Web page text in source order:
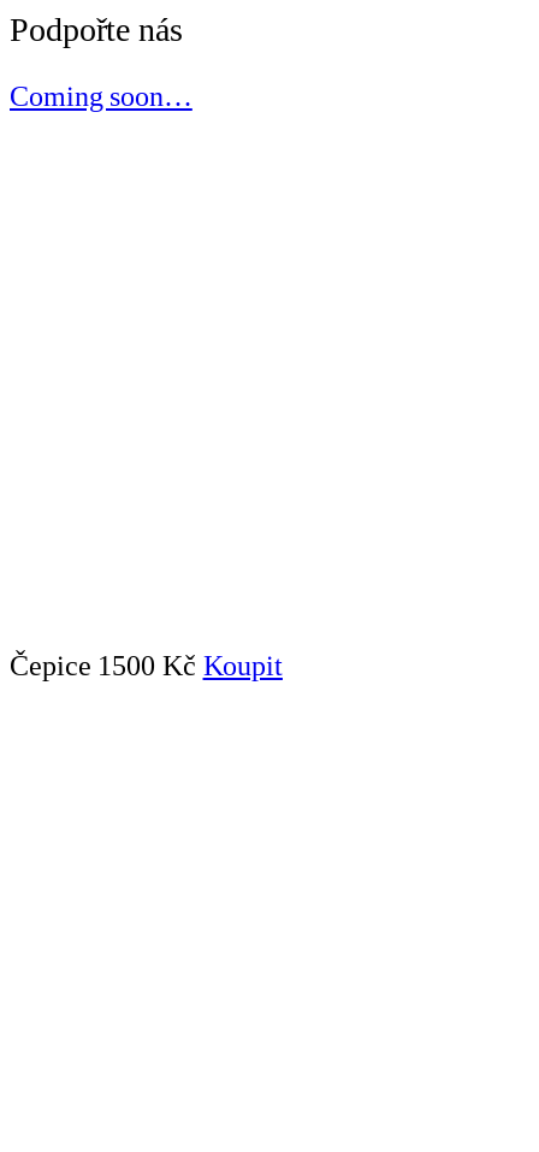
Podpořte nás
Coming soon…
Čepice 1500 Kč Koupit